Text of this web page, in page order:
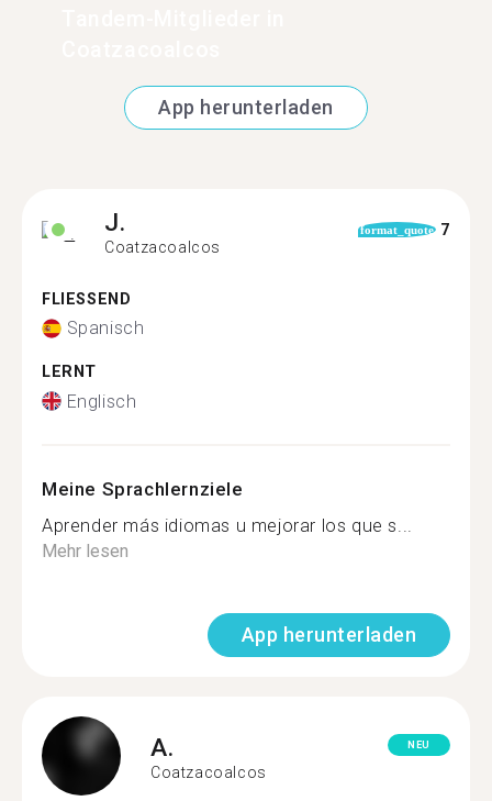
App herunterladen
J.
Coatzacoalcos
format_quote 7
FLIESSEND
Spanisch
LERNT
Englisch
Meine Sprachlernziele
Aprender más idiomas u mejorar los que s...
Mehr lesen
App herunterladen
A.
Coatzacoalcos
NEU